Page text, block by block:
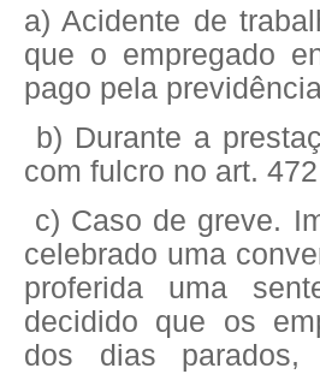
a) Acidente de
que o empregado
pago pela
b) Durante a
com fulcro no art. 472
c) Caso de greve.
celebrado uma
proferida uma
decidido que os
dos dias parados,